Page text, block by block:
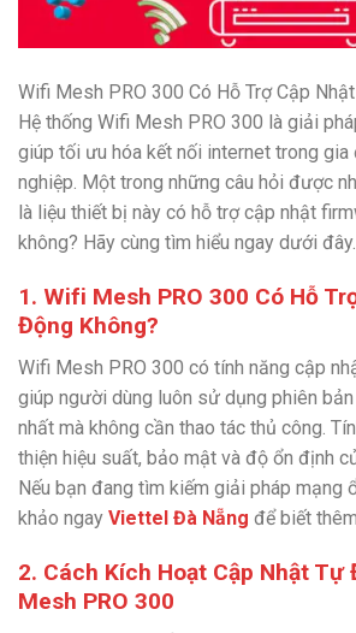
Wifi Mesh PRO 300 Có Hỗ Trợ Cập
Hệ thống Wifi Mesh PRO 300 là giải
giúp tối ưu hóa kết nối internet trong gia
nghiệp. Một trong những câu hỏi được
là liệu thiết bị này có hỗ trợ cập nhật
không? Hãy cùng tìm hiểu ngay dưới đây.
1. Wifi Mesh PRO 300 Có Hỗ
Động Không?
Wifi Mesh PRO 300 có tính năng cập
giúp người dùng luôn sử dụng phiên
nhất mà không cần thao tác thủ công.
thiện hiệu suất, bảo mật và độ ổn định
Nếu bạn đang tìm kiếm giải pháp mạng
khảo ngay Viettel Đà Nẵng để biết
2. Cách Kích Hoạt Cập Nhật
Mesh PRO 300